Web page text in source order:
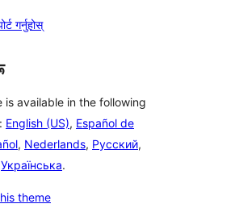
गर्नुहोस्
is available in the following
English (US), Español de
, Nederlands, Русский,
Українська.
theme